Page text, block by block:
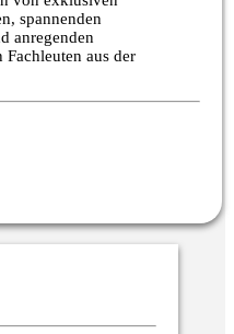
spannenden
anregenden
Fachleuten aus der